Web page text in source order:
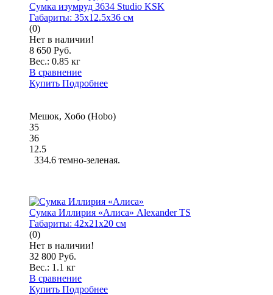
Сумка изумруд 3634 Studio KSK
Габариты: 35x12.5x36 см
(0)
Нет в наличии!
8 650 Руб.
Вес.: 0.85 кг
В сравнение
Купить Подробнее
Мешок, Хобо (Hobo)
35
36
12.5
334.6 темно-зеленая.
Сумка Иллирия «Алиса» Alexander TS
Габариты: 42x21x20 см
(0)
Нет в наличии!
32 800 Руб.
Вес.: 1.1 кг
В сравнение
Купить Подробнее